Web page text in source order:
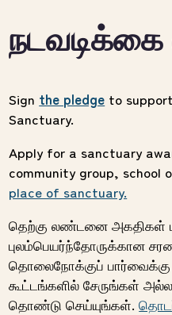
நடவடிக்கை
Sign the pledge to
Sanctuary.
Apply for a sanctuary
community group, school
place of sanctuary.
தெற்கு லண்டனை அகதிகள்
புலம்பெயர்ந்தோருக்கான
தொலைநோக்குப்
கூட்டங்களில் சேருங்கள்
தொண்டு செய்யுங்கள்.